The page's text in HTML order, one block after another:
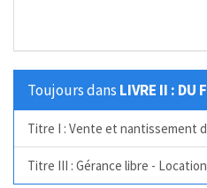
Toujours dans LIVRE II : DU
Titre I : Vente et nantissement
Titre III : Gérance libre -